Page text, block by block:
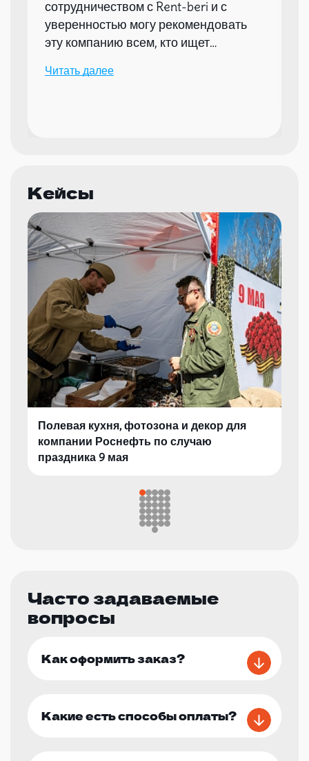
сотрудничеством с Rent-beri и с
уверенностью могу рекомендовать
эту компанию всем, кто ищет
мероприятий.
Читать далее
Кейсы
Полевая кухня, фотозона и декор для
компании Роснефть по случаю
праздника 9 мая
Часто задаваемые
вопросы
Как оформить заказ?
Какие есть способы оплаты?